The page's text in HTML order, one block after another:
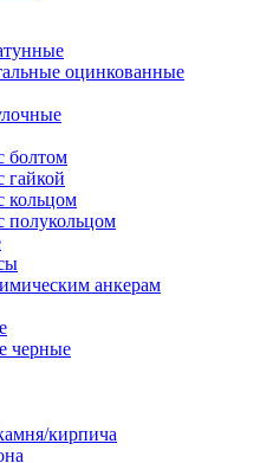
оцинкованные
болтом
гайкой
кольцом
полукольцом
анкерам
черные
кирпича